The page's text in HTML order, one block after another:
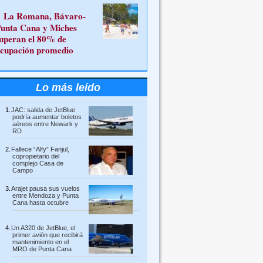
La Romana, Bávaro-
Cana y Miches
el 80% de
promedio
Lo más leído
JAC: salida de JetBlue
podría aumentar boletos
aéreos entre Newark y
RD
Fallece “Alfy” Fanjul,
copropietario del
complejo Casa de
Campo
Arajet pausa sus vuelos
entre Mendoza y Punta
Cana hasta octubre
Un A320 de JetBlue, el
primer avión que recibirá
mantenimiento en el
MRO de Punta Cana